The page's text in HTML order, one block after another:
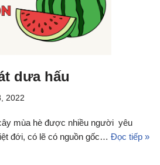
dưa hấu
2022
mùa hè được nhiều người yêu
đới, có lẽ có nguồn gốc… Đọc tiếp »